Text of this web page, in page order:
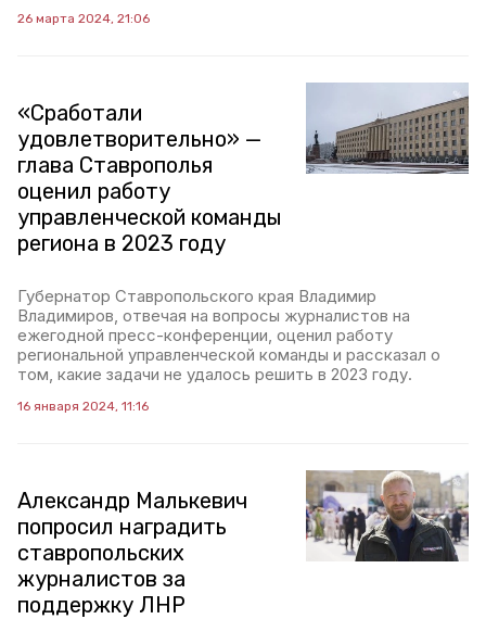
26 марта 2024, 21:06
«Сработали
удовлетворительно» —
глава Ставрополья
оценил работу
управленческой команды
региона в 2023 году
Губернатор Ставропольского края Владимир
Владимиров, отвечая на вопросы журналистов на
ежегодной пресс-конференции, оценил работу
региональной управленческой команды и рассказал о
том, какие задачи не удалось решить в 2023 году.
16 января 2024, 11:16
Александр Малькевич
попросил наградить
ставропольских
журналистов за
поддержку ЛНР